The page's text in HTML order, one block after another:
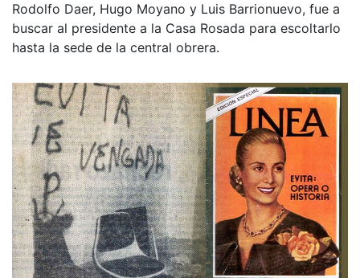
Rodolfo Daer, Hugo Moyano y Luis Barrionuevo, fue a
buscar al presidente a la Casa Rosada para escoltarlo
hasta la sede de la central obrera.